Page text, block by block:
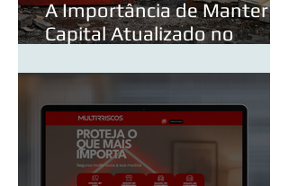
A Importância de Manter o
Capital Atualizado no
Industrial — Incluindo a
Valorização do Edifício